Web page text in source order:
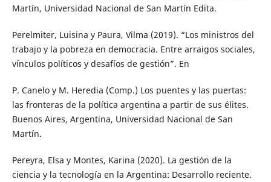
Martín, Universidad Nacional de San Martín Edita.
Perelmiter, Luisina y Paura, Vilma (2019). “Los ministros del
trabajo y la pobreza en democracia. Entre arraigos sociales,
vínculos políticos y desafíos de gestión”. En
P. Canelo y M. Heredia (Comp.) Los puentes y las puertas:
las fronteras de la política argentina a partir de sus élites.
Buenos Aires, Argentina, Universidad Nacional de San
Martín.
Pereyra, Elsa y Montes, Karina (2020). La gestión de la
ciencia y la tecnología en la Argentina: Desarrollo reciente.